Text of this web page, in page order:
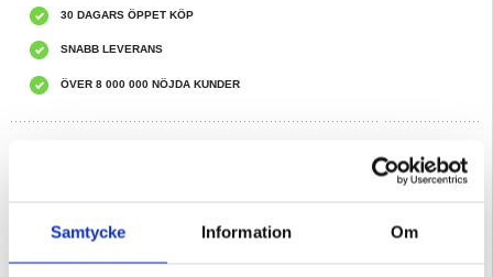
Samtycke Information Om
30 DAGARS ÖPPET KÖP
SNABB LEVERANS
ÖVER 8 000 000 NÖJDA KUNDER